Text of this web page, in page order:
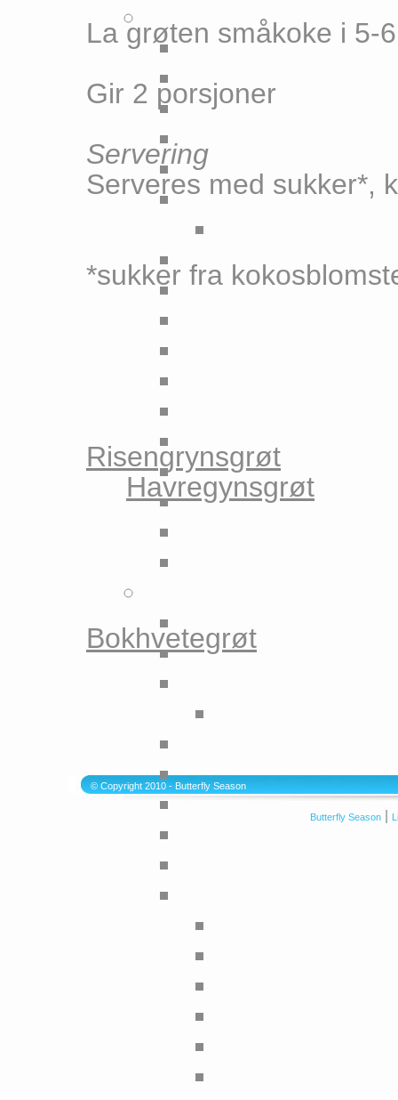
La grøten småkoke i 5-
Gir 2 porsjoner
Servering
Serveres med sukker*,
*sukker fra
Risengrynsgrøt
Havregynsgrøt
Bokhvetegrøt
© Copyright 2010 - Butterfly Season
Butterfly Season